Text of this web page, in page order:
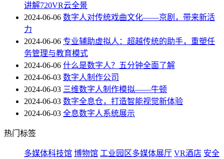
讲解720VR云全景
2024-06-06 数字人对传统戏曲文化——京剧，带来新活
力
2024-06-06 专业辅助虚拟人：超越传统的助手，重塑任
务管理与教育模式
2024-06-06 什么是数字人？五分钟全面了解
2024-06-03 数字人制作公司
2024-06-03 三维数字人制作模拟——牛顿
2024-06-03 数字全息仓，打造智能视觉新体验
2024-06-03 全息数字人系统展示
热门标签
多媒体科技馆 博物馆 工业园区多媒体展厅 VR酒店 安全